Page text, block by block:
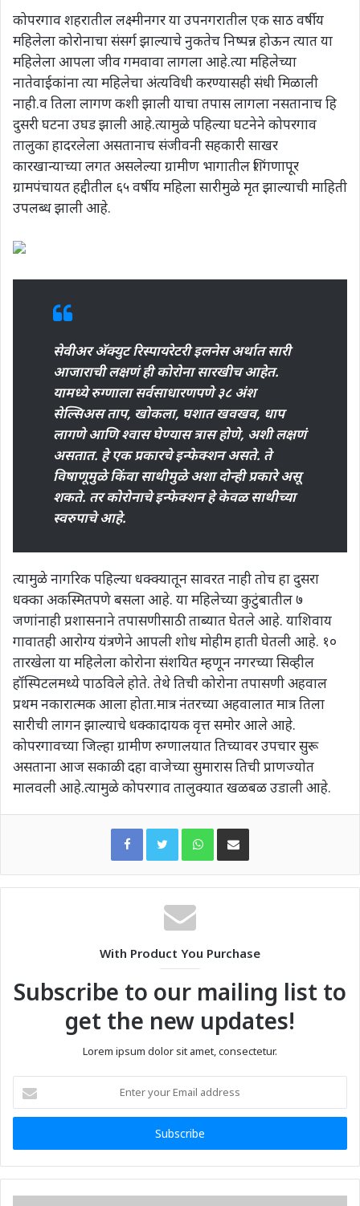
कोपरगाव शहरातील लक्ष्मीनगर या उपनगरातील एक साठ वर्षीय
महिलेला कोरोनाचा संसर्ग झाल्याचे नुकतेच निष्पन्न होऊन त्यात या
महिलेला आपला जीव गमवावा लागला आहे.त्या महिलेच्या
नातेवाईकांना त्या महिलेचा अंत्यविधी करण्यासही संधी मिळाली
नाही.व तिला लागण कशी झाली याचा तपास लागला नसतानाच हि
दुसरी घटना उघड झाली आहे.त्यामुळे पहिल्या घटनेने कोपरगाव
तालुका हादरलेला असतानाच संजीवनी सहकारी साखर
कारखान्याच्या लगत असलेल्या ग्रामीण भागातील शिंगणापूर
ग्रामपंचायत हद्दीतील ६५ वर्षीय महिला सारीमुळे मृत झाल्याची माहिती
उपलब्ध झाली आहे.
सेवीअर अ‍ॅक्युट रिस्पायरेटरी इलनेस अर्थात सारी
आजाराची लक्षणं ही कोरोना सारखीच आहेत.
यामध्ये रुग्णाला सर्वसाधारणपणे ३८ अंश
सेल्सिअस ताप, खोकला, घशात खवखव, धाप
लागणे आणि श्वास घेण्यास त्रास होणे, अशी लक्षणं
असतात. हे एक प्रकारचे इन्फेक्शन असते. ते
विषाणूमुळे किंवा साथीमुळे अशा दोन्ही प्रकारे असू
शकते. तर कोरोनाचे इन्फेक्शन हे केवळ साथीच्या
स्वरुपाचे आहे.
त्यामुळे नागरिक पहिल्या धक्क्यातून सावरत नाही तोच हा दुसरा
धक्का अकस्मितपणे बसला आहे. या महिलेच्या कुटुंबातील ७
जणांनाही प्रशासनाने तपासणीसाठी ताब्यात घेतले आहे. याशिवाय
गावातही आरोग्य यंत्रणेने आपली शोध मोहीम हाती घेतली आहे. १०
तारखेला या महिलेला कोरोना संशयित म्हणून नगरच्या सिव्हील
हॉस्पिटलमध्ये पाठविले होते. तेथे तिची कोरोना तपासणी अहवाल
प्रथम नकारात्मक आला होता.मात्र नंतरच्या अहवालात मात्र तिला
सारीची लागन झाल्याचे धक्कादायक वृत्त समोर आले आहे.
कोपरगावच्या जिल्हा ग्रामीण रुग्णालयात तिच्यावर उपचार सुरू
असताना आज सकाळी दहा वाजेच्या सुमारास तिची प्राणज्योत
मालवली आहे.त्यामुळे कोपरगाव तालुक्यात खळबळ उडाली आहे.
WhatsAppShare via Email
With Product You Purchase
Subscribe to our mailing list to
get the new updates!
Lorem ipsum dolor sit amet, consectetur.
your
Email